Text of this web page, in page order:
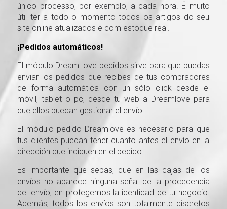
único processo, por exemplo, a cada hora. É muito
útil ter a todo o momento todos os artigos do seu
site online atualizados e com estoque real.
¡Pedidos automáticos!
El módulo DreamLove pedidos sirve para que puedas
enviar los pedidos que recibes de tus compradores
de forma automática con un sólo click desde el
móvil, tablet o pc, desde tu web a Dreamlove para
que ellos puedan gestionar el envío.
El módulo pedido Dreamlove es necesario para que
tus clientes puedan tener cuanto antes el envío en la
dirección que indiquen en el pedido.
Es importante que sepas, que en las cajas de los
envíos no aparece ninguna señal de la procedencia
del envío, en protegemos la identidad de tu negocio.
Además, todos los envíos son totalmente discretos